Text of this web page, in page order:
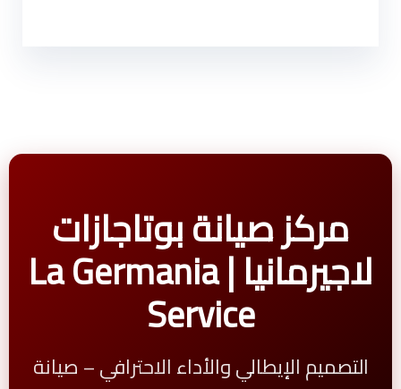
مركز صيانة بوتاجازات
لاجيرمانيا | La Germania
Service
التصميم الإيطالي والأداء الاحترافي – صيانة